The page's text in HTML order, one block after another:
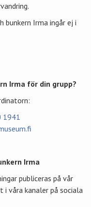
bunkern Irma ingår ej i
Irma för din grupp?
1941
Irma
publiceras på vår
våra kanaler på sociala